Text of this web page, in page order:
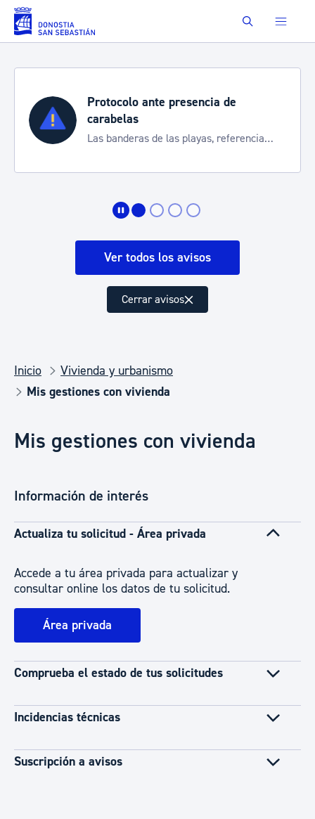
Saltar al contenido principal Buscar
Protocolo ante presencia de
carabelas
Las banderas de las playas, referencia
Ver todos los avisos
Cerrar avisos
Inicio
Vivienda y urbanismo
Mis gestiones con vivienda
Mis gestiones con vivienda
Información de interés
Actualiza tu solicitud - Área privada
Accede a tu área privada para actualizar y
consultar online los datos de tu solicitud.
Área privada
Comprueba el estado de tus solicitudes
Incidencias técnicas
Suscripción a avisos